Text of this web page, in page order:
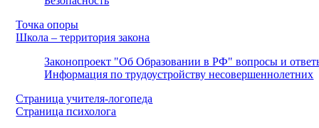
Точка опоры
Школа – территория закона
Законопроект "Об Образовании в РФ" вопросы и
Информация по трудоустройству несовершеннолетних
Страница учителя-логопеда
Страница психолога